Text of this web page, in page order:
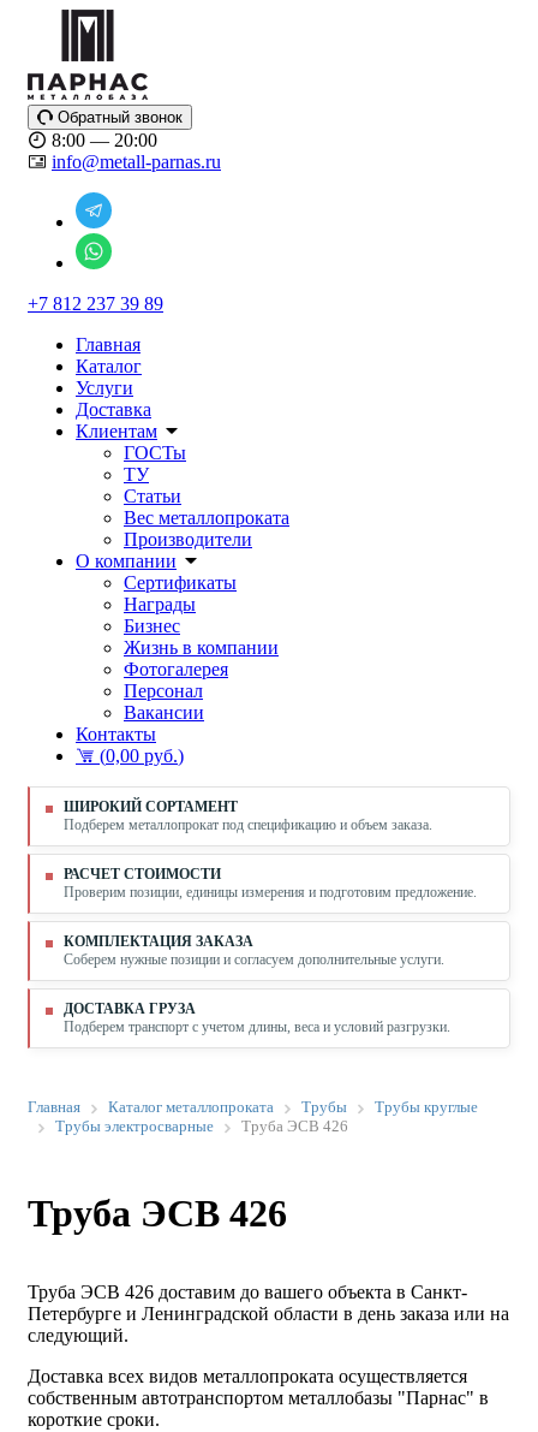
Обратный звонок
8:00 — 20:00
info@metall-parnas.ru
+7 812 237 39 89
Главная
Каталог
Услуги
Доставка
Клиентам
ГОСТы
ТУ
Статьи
Вес металлопроката
Производители
О компании
Сертификаты
Награды
Бизнес
Жизнь в компании
Фотогалерея
Персонал
Вакансии
Контакты
(0,00 руб.)
ШИРОКИЙ СОРТАМЕНТ
Подберем металлопрокат под спецификацию и объем заказа.
РАСЧЕТ СТОИМОСТИ
Проверим позиции, единицы измерения и подготовим предложение.
КОМПЛЕКТАЦИЯ ЗАКАЗА
Соберем нужные позиции и согласуем дополнительные услуги.
ДОСТАВКА ГРУЗА
Подберем транспорт с учетом длины, веса и условий разгрузки.
Главная Каталог металлопроката Трубы
Трубы круглые
Трубы электросварные
Труба ЭСВ 426
Труба ЭСВ 426
Труба ЭСВ 426 доставим до вашего объекта в Санкт-
Петербурге и Ленинградской области в день заказа или на
следующий.
Доставка всех видов металлопроката осуществляется
собственным автотранспортом металлобазы "Парнас" в
короткие сроки.